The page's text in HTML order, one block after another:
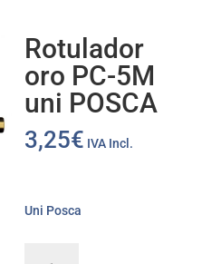
Rotulador
oro PC-5M
uni POSCA
3,25€ IVA Incl.
Uni Posca